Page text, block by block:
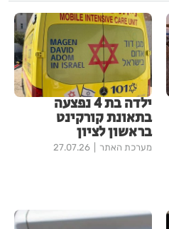
ילדה בת 4 נפצעה
בתאונת קורקינט
בראשון לציון
מערכת האתר 27.07.26